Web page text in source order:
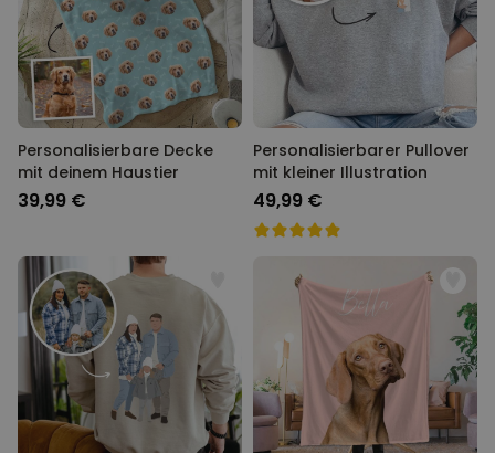
Personalisierbare Decke
mit deinem Haustier
39,99 €
Personalisierbarer Pullover
mit kleiner Illustration
49,99 €